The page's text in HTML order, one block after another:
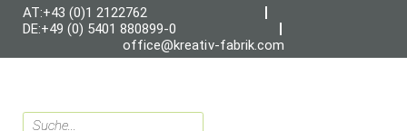
AT:+43 (0)1 2122762
DE:+49 (0) 5401 880899-0
office@kreativ-fabrik.com